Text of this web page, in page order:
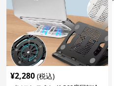
¥2,280 (税込)